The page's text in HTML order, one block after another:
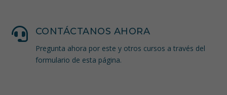
 CONTÁCTANOS AHORA
Pregunta ahora por este y otros cursos a través del
formulario de esta página.